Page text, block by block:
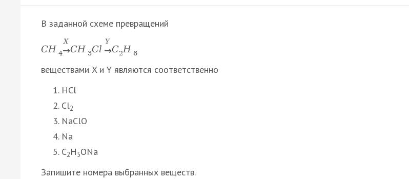
В заданной схеме превращений
CH 4
X
→CH 3Cl
Y
→C2H 6
веществами X и Y являются соответственно
HCl
Cl2
NaClO
Na
C2H5ONa
Запишите номера выбранных веществ.